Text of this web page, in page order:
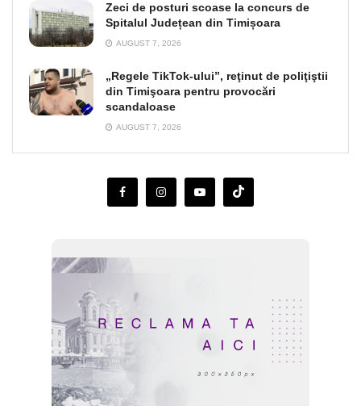
Zeci de posturi scoase la concurs de
Spitalul Județean din Timișoara
AUGUST 7, 2026
„Regele TikTok-ului”, reţinut de poliţiştii
din Timişoara pentru provocări
scandaloase
AUGUST 7, 2026